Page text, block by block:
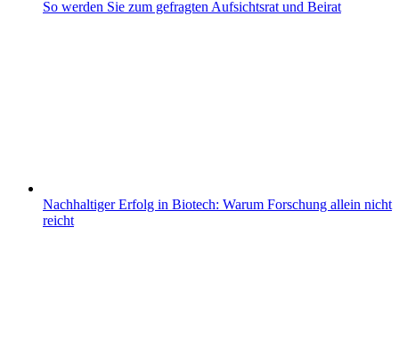
So werden Sie zum gefragten Aufsichtsrat und Beirat
Nachhaltiger Erfolg in Biotech: Warum Forschung allein nicht
reicht